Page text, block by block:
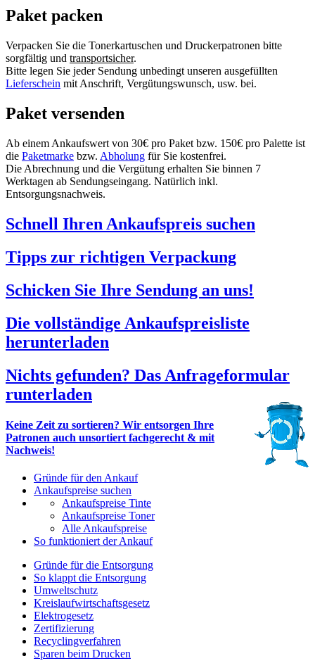
Paket packen
Verpacken Sie die Tonerkartuschen und Druckerpatronen bitte
sorgfältig und transportsicher.
Bitte legen Sie jeder Sendung unbedingt unseren ausgefüllten
Lieferschein mit Anschrift, Vergütungswunsch, usw. bei.
Paket versenden
Ab einem Ankaufswert von 30€ pro Paket bzw. 150€ pro Palette ist
die Paketmarke bzw. Abholung für Sie kostenfrei.
Die Abrechnung und die Vergütung erhalten Sie binnen 7
Werktagen ab Sendungseingang. Natürlich inkl.
Entsorgungsnachweis.
Schnell Ihren Ankaufspreis suchen
Tipps zur richtigen Verpackung
Schicken Sie Ihre Sendung an uns!
Die vollständige Ankaufspreisliste
herunterladen
Nichts gefunden? Das Anfrageformular
runterladen
Keine Zeit zu sortieren? Wir entsorgen Ihre
Patronen auch unsortiert fachgerecht & mit
Nachweis!
Gründe für den Ankauf
Ankaufspreise suchen
Ankaufspreise Tinte
Ankaufspreise Toner
Alle Ankaufspreise
So funktioniert der Ankauf
Gründe für die Entsorgung
So klappt die Entsorgung
Umweltschutz
Kreislaufwirtschaftsgesetz
Elektrogesetz
Zertifizierung
Recyclingverfahren
Sparen beim Drucken